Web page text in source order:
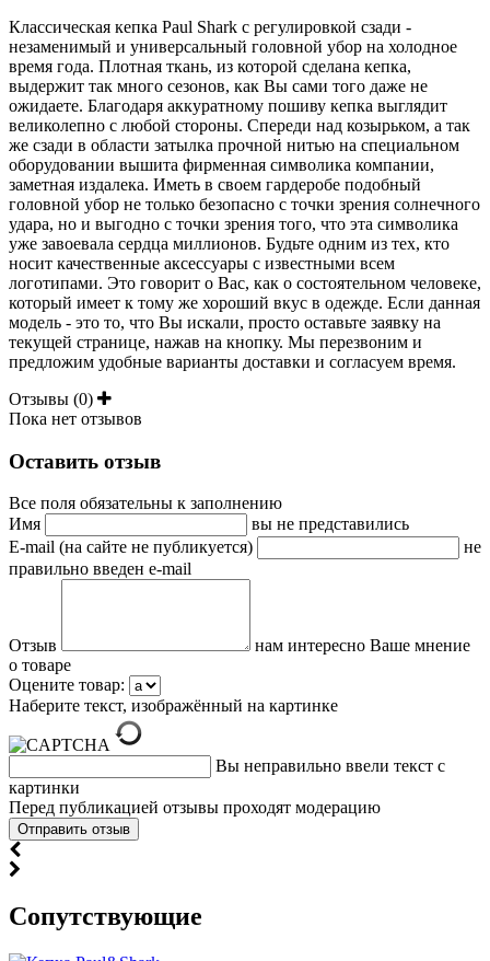
Классическая кепка Paul Shark с регулировкой сзади -
незаменимый и универсальный головной убор на холодное
время года. Плотная ткань, из которой сделана кепка,
выдержит так много сезонов, как Вы сами того даже не
ожидаете. Благодаря аккуратному пошиву кепка выглядит
великолепно с любой стороны. Спереди над козырьком, а так
же сзади в области затылка прочной нитью на специальном
оборудовании вышита фирменная символика компании,
заметная издалека. Иметь в своем гардеробе подобный
головной убор не только безопасно с точки зрения солнечного
удара, но и выгодно с точки зрения того, что эта символика
уже завоевала сердца миллионов. Будьте одним из тех, кто
носит качественные аксессуары с известными всем
логотипами. Это говорит о Вас, как о состоятельном человеке,
который имеет к тому же хороший вкус в одежде. Если данная
модель - это то, что Вы искали, просто оставьте заявку на
текущей странице, нажав на кнопку. Мы перезвоним и
предложим удобные варианты доставки и согласуем время.
Отзывы (0)
Пока нет отзывов
Оставить отзыв
Все поля обязательны к заполнению
Имя
вы не представились
E-mail (на сайте не публикуется)
не
правильно введен e-mail
Отзыв
нам интересно Ваше мнение
о товаре
Оцените товар:
Наберите текст, изображённый на картинке
Вы неправильно ввели текст с
картинки
Перед публикацией отзывы проходят модерацию
Cопутствующие